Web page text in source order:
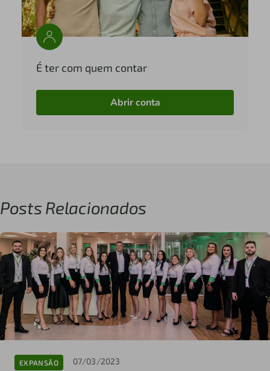
É ter com quem contar
Abrir conta
Posts Relacionados
EXPANSÃO 07/03/2023